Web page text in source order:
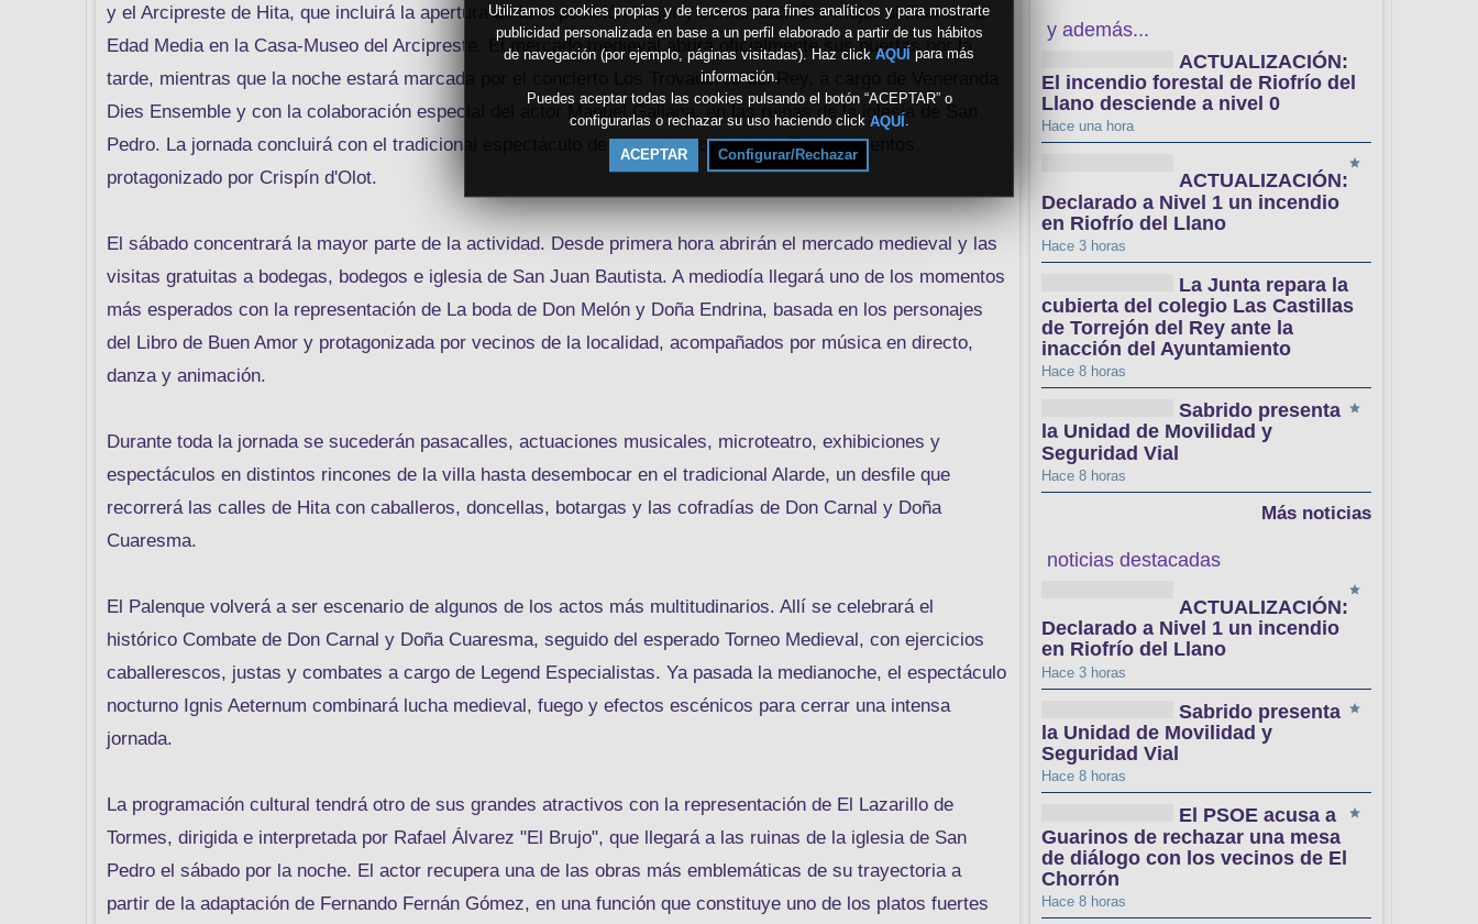
Utilizamos cookies propias y de terceros para fines analíticos y para mostrarte
publicidad personalizada en base a un perfil elaborado a partir de tus hábitos
de navegación (por ejemplo, páginas visitadas). Haz click AQUÍ para más
información.
Puedes aceptar todas las cookies pulsando el botón “ACEPTAR” o
configurarlas o rechazar su uso haciendo click AQUÍ
ACEPTAR Configurar/Rechazar
y el Arcipreste de Hita, que incluirá la apertura de la exposición Mujer y comunidad. Ser mujer al final de la
Edad Media en la Casa-Museo del Arcipreste. El mercado medieval abrirá oficialmente sus puertas por la
tarde, mientras que la noche estará marcada por el concierto Los Trovadores del Rey, a cargo de Veneranda
Dies Ensemble y con la colaboración especial del actor Manuel Galiana, en las ruinas de la iglesia de San
Pedro. La jornada concluirá con el tradicional espectáculo de fuego La noche de la Trotaconventos,
protagonizado por Crispín d'Olot.
El sábado concentrará la mayor parte de la actividad. Desde primera hora abrirán el mercado medieval y las
visitas gratuitas a bodegas, bodegos e iglesia de San Juan Bautista. A mediodía llegará uno de los momentos
más esperados con la representación de La boda de Don Melón y Doña Endrina, basada en los personajes
del Libro de Buen Amor y protagonizada por vecinos de la localidad, acompañados por música en directo,
danza y animación.
Durante toda la jornada se sucederán pasacalles, actuaciones musicales, microteatro, exhibiciones y
espectáculos en distintos rincones de la villa hasta desembocar en el tradicional Alarde, un desfile que
recorrerá las calles de Hita con caballeros, doncellas, botargas y las cofradías de Don Carnal y Doña
Cuaresma.
El Palenque volverá a ser escenario de algunos de los actos más multitudinarios. Allí se celebrará el
histórico Combate de Don Carnal y Doña Cuaresma, seguido del esperado Torneo Medieval, con ejercicios
caballerescos, justas y combates a cargo de Legend Especialistas. Ya pasada la medianoche, el espectáculo
nocturno Ignis Aeternum combinará lucha medieval, fuego y efectos escénicos para cerrar una intensa
jornada.
La programación cultural tendrá otro de sus grandes atractivos con la representación de El Lazarillo de
Tormes, dirigida e interpretada por Rafael Álvarez "El Brujo", que llegará a las ruinas de la iglesia de San
Pedro el sábado por la noche. El actor recupera una de las obras más emblemáticas de su trayectoria a
partir de la adaptación de Fernando Fernán Gómez, en una función que constituye uno de los platos fuertes
y además...
ACTUALIZACIÓN:
El incendio forestal de Riofrío del
Llano desciende a nivel 0
Hace una hora
ACTUALIZACIÓN:
Declarado a Nivel 1 un incendio
en Riofrío del Llano
Hace 3 horas
La Junta repara la
cubierta del colegio Las Castillas
de Torrejón del Rey ante la
inacción del Ayuntamiento
Hace 8 horas
Sabrido presenta
la Unidad de Movilidad y
Seguridad Vial
Hace 8 horas
Más noticias
noticias destacadas
ACTUALIZACIÓN:
Declarado a Nivel 1 un incendio
en Riofrío del Llano
Hace 3 horas
Sabrido presenta
la Unidad de Movilidad y
Seguridad Vial
Hace 8 horas
El PSOE acusa a
Guarinos de rechazar una mesa
de diálogo con los vecinos de El
Chorrón
Hace 8 horas